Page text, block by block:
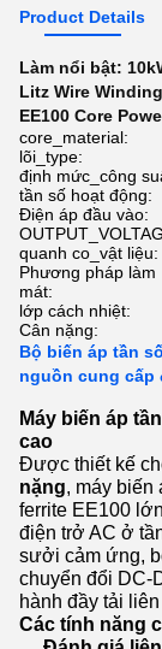
Product Details
Làm nổi bật:
Litz Wire
EE100 Core
core_material:
lõi_type:
định mức_công
tần số hoạt động:
Điện áp đầu vào:
quanh co_vật liệu:
Phương pháp làm
mát:
lớp cách nhiệt:
Cân nặng:
Bộ biến áp tần
nguồn cung cấp
Máy biến áp
cao
Được thiết kế
nặng, máy biến
ferrite EE100
điện trở AC ở
sưởi cảm ứng,
chuyển đổi DC-
hành đầy tải
Các tính năng